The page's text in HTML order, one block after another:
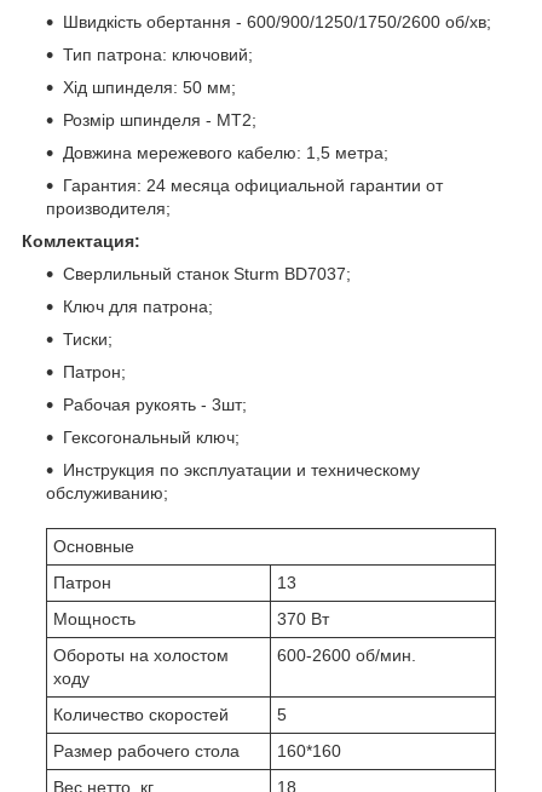
Швидкість обертання - 600/900/1250/1750/2600 об/хв;
Тип патрона: ключовий;
Хід шпинделя: 50 мм;
Розмір шпинделя - МТ2;
Довжина мережевого кабелю: 1,5 метра;
Гарантия: 24 месяца официальной гарантии от
производителя;
Комлектация:
Сверлильный станок Sturm BD7037;
Ключ для патрона;
Тиски;
Патрон;
Рабочая рукоять - 3шт;
Гексогональный ключ;
Инструкция по эксплуатации и техническому
обслуживанию;
Основные
Патрон
13
Мощность
370 Вт
Обороты на холостом
ходу
600-2600 об/мин.
Количество скоростей
5
Размер рабочего стола
160*160
Вес нетто, кг
18